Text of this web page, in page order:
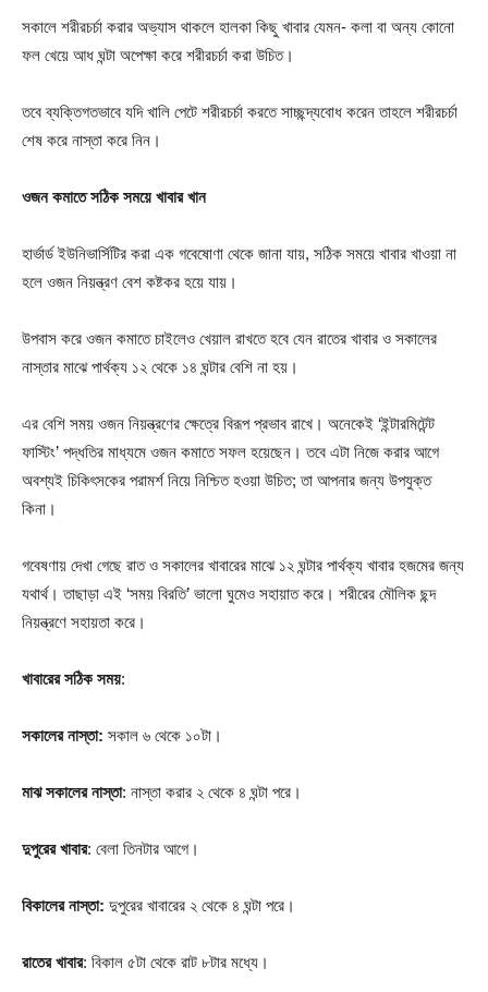
সকালে শরীরচর্চা করার অভ্যাস থাকলে হালকা কিছু খাবার যেমন- কলা বা অন্য কোনো
ফল খেয়ে আধ ঘন্টা অপেক্ষা করে শরীরচর্চা করা উচিত।
তবে ব্যক্তিগতভাবে যদি খালি পেটে শরীরচর্চা করতে সাচ্ছন্দ্যবোধ করেন তাহলে শরীরচর্চা
শেষ করে নাস্তা করে নিন।
ওজন কমাতে সঠিক সময়ে খাবার খান
হার্ভার্ড ইউনিভার্সিটির করা এক গবেষোণা থেকে জানা যায়, সঠিক সময়ে খাবার খাওয়া না
হলে ওজন নিয়ন্ত্রণ বেশ কষ্টকর হয়ে যায়।
উপবাস করে ওজন কমাতে চাইলেও খেয়াল রাখতে হবে যেন রাতের খাবার ও সকালের
নাস্তার মাঝে পার্থক্য ১২ থেকে ১৪ ঘন্টার বেশি না হয়।
এর বেশি সময় ওজন নিয়ন্ত্রণের ক্ষেত্রে বিরূপ প্রভাব রাখে। অনেকেই ‘ইন্টারমিটেন্ট
ফাস্টিং’ পদ্ধতির মাধ্যমে ওজন কমাতে সফল হয়েছেন। তবে এটা নিজে করার আগে
অবশ্যই চিকিৎসকের পরামর্শ নিয়ে নিশ্চিত হওয়া উচিত; তা আপনার জন্য উপযুক্ত
কিনা।
গবেষণায় দেখা গেছে রাত ও সকালের খাবারের মাঝে ১২ ঘন্টার পার্থক্য খাবার হজমের জন্য
যথার্থ। তাছাড়া এই ‘সময় বিরতি’ ভালো ঘুমেও সহায়াত করে। শরীরের মৌলিক ছন্দ
নিয়ন্ত্রণে সহায়তা করে।
খাবারের সঠিক সময়:
সকালের নাস্তা: সকাল ৬ থেকে ১০টা।
মাঝ সকালের নাস্তা: নাস্তা করার ২ থেকে ৪ ঘন্টা পরে।
দুপুরের খাবার: বেলা তিনটার আগে।
বিকালের নাস্তা: দুপুরের খাবারের ২ থেকে ৪ ঘন্টা পরে।
রাতের খাবার: বিকাল ৫টা থেকে রাট ৮টার মধ্যে।